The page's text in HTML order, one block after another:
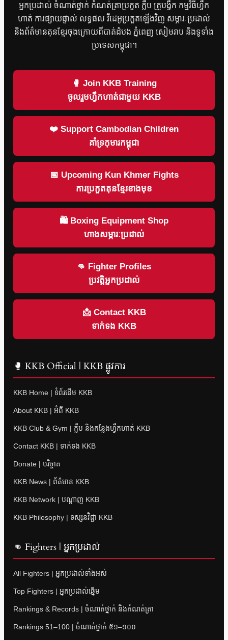
អ្នកប្រដាល់ ចំណាត់ថ្នាក់ កំណត់ត្រាប្រកួត ក្លឹប គ្រូបង្វឹក កម្មវិធីហ្វឹក
ហាត់ ការផ្សាយផ្ទាល់ លទ្ធផល វីដេអូប្រកួតឡើងវិញ សម្ភារៈប្រដាល់
និងព័ត៌មានគុនខ្មែរចុងក្រោយពីបាត់ដំបង ភ្នំពេញ សៀមរាប និងទូទាំង
ប្រទេសកម្ពុជា។
🥊 Join KKB Training
ចូលរួមហ្វឹកហាត់ជាមួយ KKB
❤️ Support Cambodian Children
គាំទ្រកុមារកម្ពុជា
📅 Upcoming Kun Khmer Fights
ការប្រកួតគុនខ្មែរខាងមុខ
🛍 Boxing Equipment Shop
ហាងសម្ភារៈប្រដាល់
👊 Fighter Profiles
ប្រវត្តិអ្នកប្រដាល់
📩 Contact KKB
ទាក់ទង KKB
🥊 KKB Official | KKB ផ្លូវការ
KKB Home | ទំព័រដើម KKB
About KKB | អំពី KKB
KKB Club & Gym | ក្លឹប និងកន្លែងហ្វឹកហាត់ KKB
Contact KKB | ទាក់ទង KKB
Donate | បរិច្ចាគ
KKB News | ព័ត៌មាន KKB
KKB Network | បណ្តាញ KKB
KKB Philosophy | ទស្សនវិជ្ជា KKB
👊 Fighters | អ្នកប្រដាល់
All Fighters | អ្នកប្រដាល់ទាំងអស់
Top Fighters | អ្នកប្រដាល់ឆ្នើម
Rankings & Records | ចំណាត់ថ្នាក់ និងកំណត់ត្រា
Rankings 51–100 | ចំណាត់ថ្នាក់ ៥១–១០០